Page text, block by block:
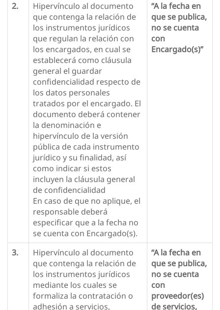
2.
Hipervínculo al documento
que contenga la relación de
los instrumentos jurídicos
que regulan la relación con
los encargados, en cual se
establecerá como cláusula
general el guardar
confidencialidad respecto de
los datos personales
tratados por el encargado. El
documento deberá contener
la denominación e
hipervínculo de la versión
pública de cada instrumento
jurídico y su finalidad, así
como indicar si estos
incluyen la cláusula general
de confidencialidad
En caso de que no aplique, el
responsable deberá
especificar que a la fecha no
se cuenta con Encargado(s).
“A la fecha en
que se publica,
no se cuenta
con
Encargado(s)”
3.
Hipervínculo al documento
que contenga la relación de
los instrumentos jurídicos
mediante los cuales se
formaliza la contratación o
adhesión a servicios,
“A la fecha en
que se publica,
no se cuenta
con
proveedor(es)
de servicios,